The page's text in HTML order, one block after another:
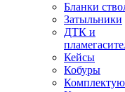
Бланки
Затыльники
ДТК и
Кейсы
Кобуры